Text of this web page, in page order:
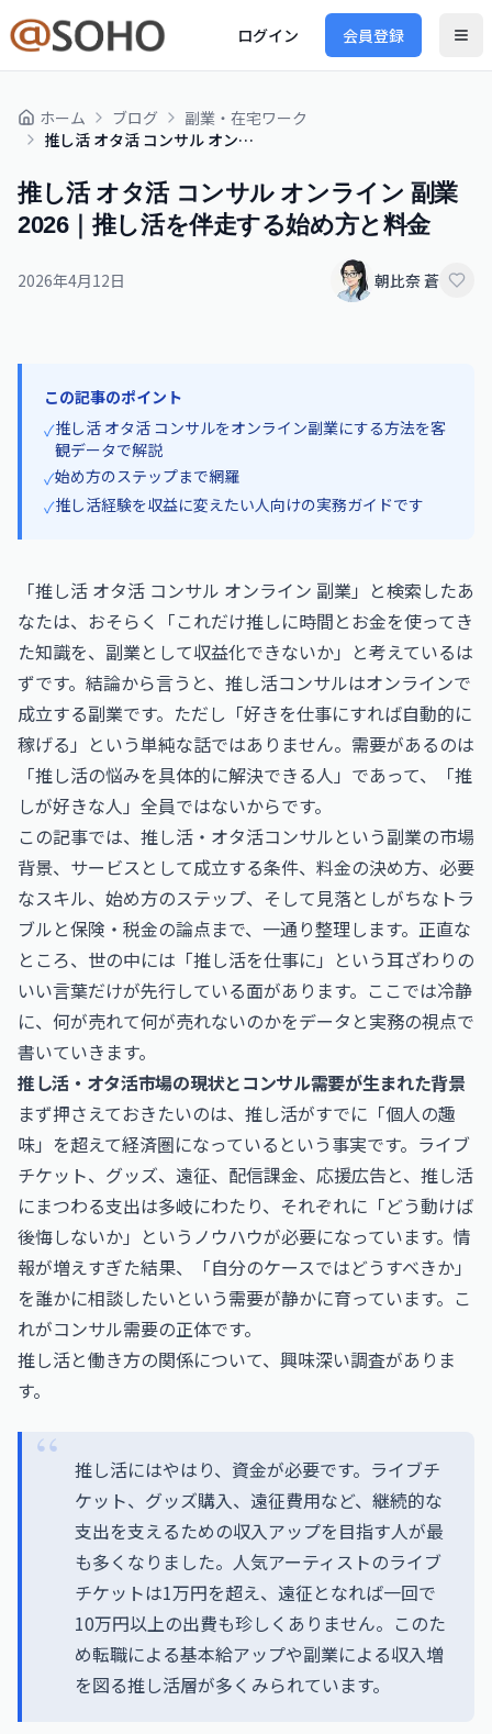
ログイン 会員登録
ホーム ブログ
副業・在宅ワーク
推し活 オタ活 コンサル オンライン 副業 2026｜推し活を伴走する始め方と料金
推し活 オタ活 コンサル オンライン 副業
2026｜推し活を伴走する始め方と料金
2026年4月12日 朝比奈 蒼
この記事のポイント
✓推し活 オタ活 コンサルをオンライン副業にする方法を客
観データで解説
✓始め方のステップまで網羅
✓推し活経験を収益に変えたい人向けの実務ガイドです
「推し活 オタ活 コンサル オンライン 副業」と検索したあ
なたは、おそらく「これだけ推しに時間とお金を使ってき
た知識を、副業として収益化できないか」と考えているは
ずです。結論から言うと、推し活コンサルはオンラインで
成立する副業です。ただし「好きを仕事にすれば自動的に
稼げる」という単純な話ではありません。需要があるのは
「推し活の悩みを具体的に解決できる人」であって、「推
しが好きな人」全員ではないからです。
この記事では、推し活・オタ活コンサルという副業の市場
背景、サービスとして成立する条件、料金の決め方、必要
なスキル、始め方のステップ、そして見落としがちなトラ
ブルと保険・税金の論点まで、一通り整理します。正直な
ところ、世の中には「推し活を仕事に」という耳ざわりの
いい言葉だけが先行している面があります。ここでは冷静
に、何が売れて何が売れないのかをデータと実務の視点で
書いていきます。
推し活・オタ活市場の現状とコンサル需要が生まれた背景
まず押さえておきたいのは、推し活がすでに「個人の趣
味」を超えて経済圏になっているという事実です。ライブ
チケット、グッズ、遠征、配信課金、応援広告と、推し活
にまつわる支出は多岐にわたり、それぞれに「どう動けば
後悔しないか」というノウハウが必要になっています。情
報が増えすぎた結果、「自分のケースではどうすべきか」
を誰かに相談したいという需要が静かに育っています。こ
れがコンサル需要の正体です。
推し活と働き方の関係について、興味深い調査がありま
す。
推し活にはやはり、資金が必要です。ライブチ
ケット、グッズ購入、遠征費用など、継続的な
支出を支えるための収入アップを目指す人が最
も多くなりました。人気アーティストのライブ
チケットは1万円を超え、遠征となれば一回で
10万円以上の出費も珍しくありません。このた
め転職による基本給アップや副業による収入増
を図る推し活層が多くみられています。